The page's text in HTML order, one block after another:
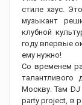
стиле хаус.
музыкант
клубной
году впервые
ему нужно!
Со временем
талантливого
Москву. Там DJ
party project, в